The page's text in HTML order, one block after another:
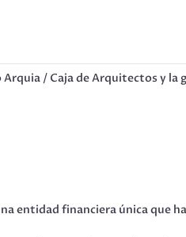
/ Caja de Arquitectos y
entidad financiera única que